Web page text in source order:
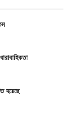
হয়েছে